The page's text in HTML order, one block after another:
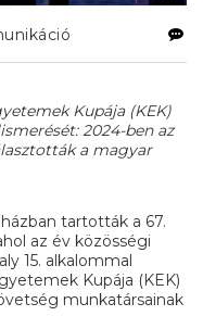
Kupája (KEK)
2024-ben az
a magyar
tartották a 67.
az év közösségi
15. alkalommal
Kupája (KEK)
munkatársainak